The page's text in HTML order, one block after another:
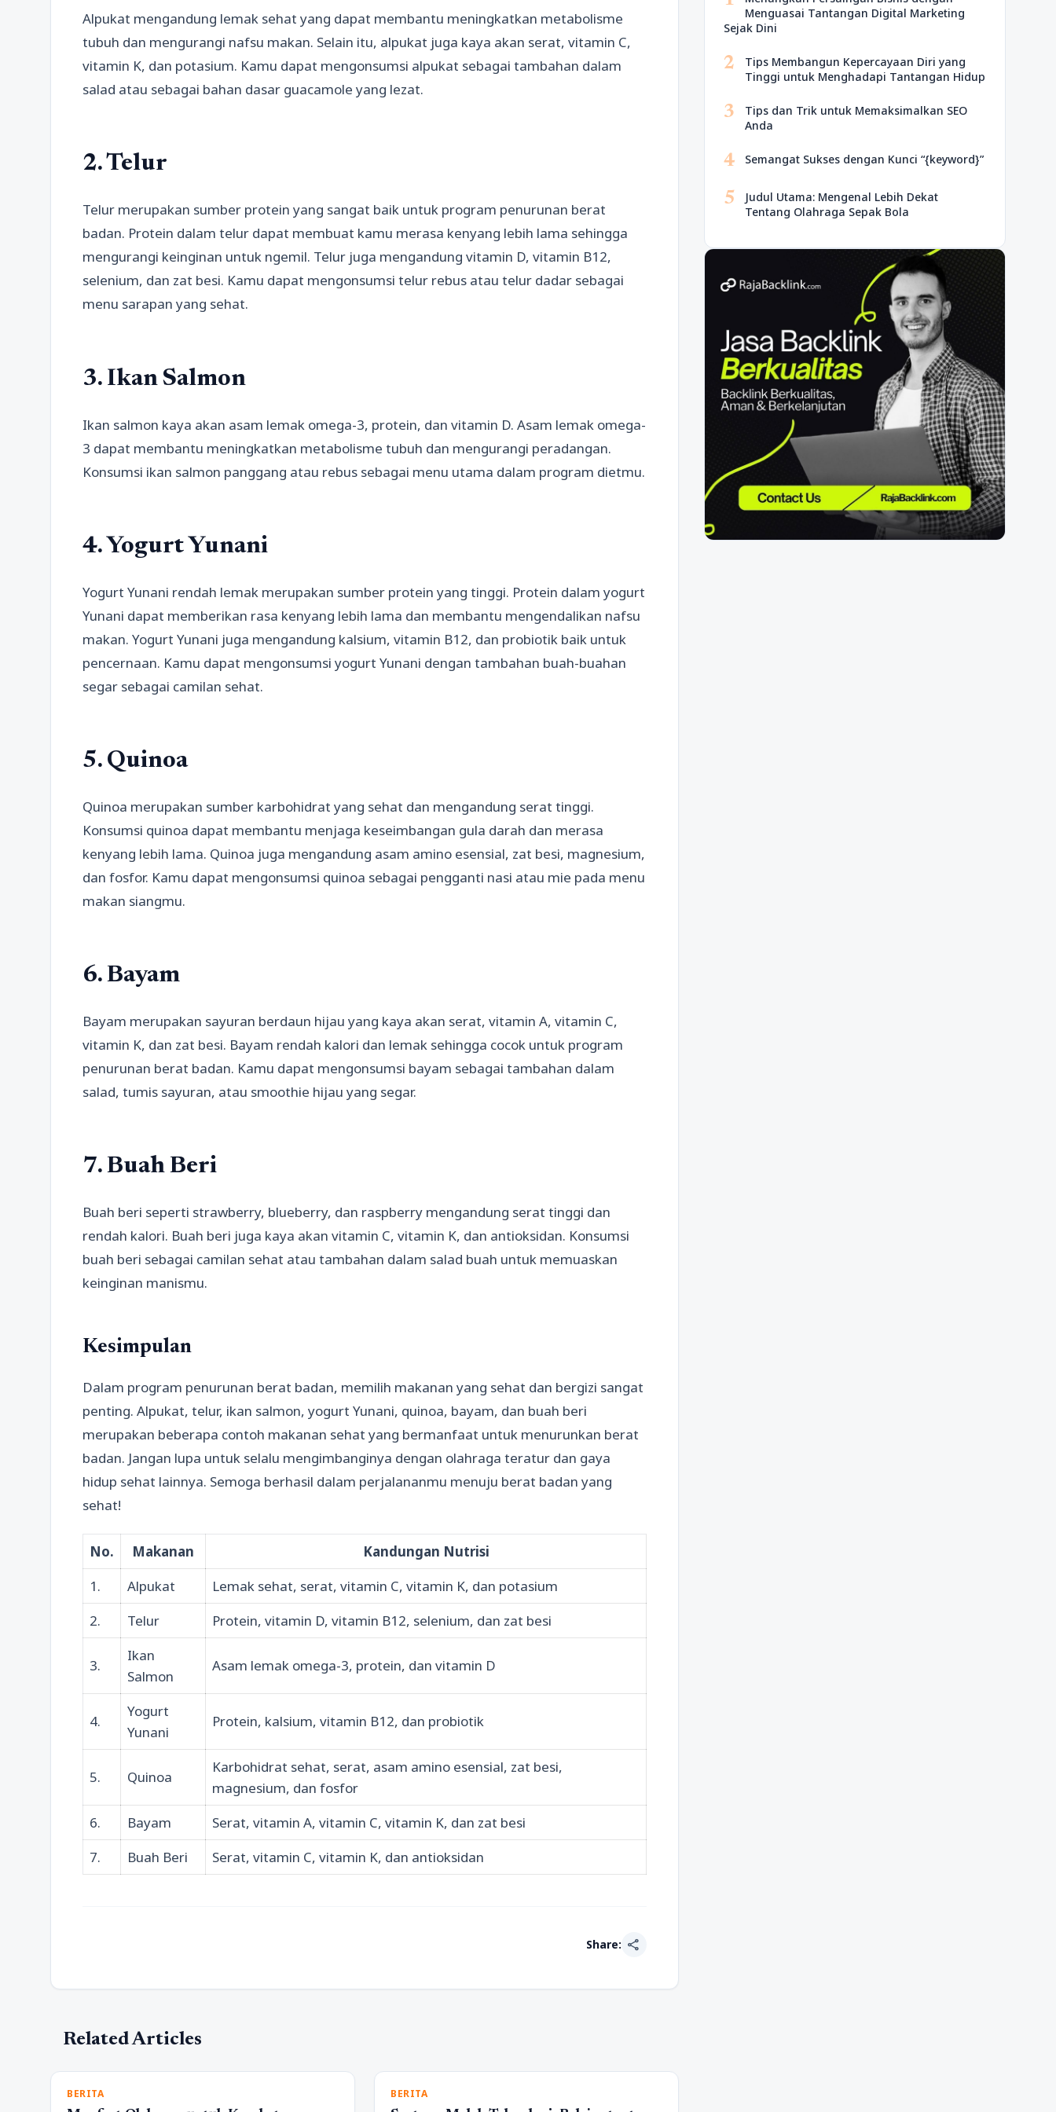
Alpukat mengandung lemak sehat yang dapat membantu meningkatkan metabolisme
tubuh dan mengurangi nafsu makan. Selain itu, alpukat juga kaya akan serat, vitamin C,
vitamin K, dan potasium. Kamu dapat mengonsumsi alpukat sebagai tambahan dalam
salad atau sebagai bahan dasar guacamole yang lezat.
2. Telur
Telur merupakan sumber protein yang sangat baik untuk program penurunan berat
badan. Protein dalam telur dapat membuat kamu merasa kenyang lebih lama sehingga
mengurangi keinginan untuk ngemil. Telur juga mengandung vitamin D, vitamin B12,
selenium, dan zat besi. Kamu dapat mengonsumsi telur rebus atau telur dadar sebagai
menu sarapan yang sehat.
3. Ikan Salmon
Ikan salmon kaya akan asam lemak omega-3, protein, dan vitamin D. Asam lemak omega-
3 dapat membantu meningkatkan metabolisme tubuh dan mengurangi peradangan.
Konsumsi ikan salmon panggang atau rebus sebagai menu utama dalam program dietmu.
4. Yogurt Yunani
Yogurt Yunani rendah lemak merupakan sumber protein yang tinggi. Protein dalam yogurt
Yunani dapat memberikan rasa kenyang lebih lama dan membantu mengendalikan nafsu
makan. Yogurt Yunani juga mengandung kalsium, vitamin B12, dan probiotik baik untuk
pencernaan. Kamu dapat mengonsumsi yogurt Yunani dengan tambahan buah-buahan
segar sebagai camilan sehat.
5. Quinoa
Quinoa merupakan sumber karbohidrat yang sehat dan mengandung serat tinggi.
Konsumsi quinoa dapat membantu menjaga keseimbangan gula darah dan merasa
kenyang lebih lama. Quinoa juga mengandung asam amino esensial, zat besi, magnesium,
dan fosfor. Kamu dapat mengonsumsi quinoa sebagai pengganti nasi atau mie pada menu
makan siangmu.
6. Bayam
Bayam merupakan sayuran berdaun hijau yang kaya akan serat, vitamin A, vitamin C,
vitamin K, dan zat besi. Bayam rendah kalori dan lemak sehingga cocok untuk program
penurunan berat badan. Kamu dapat mengonsumsi bayam sebagai tambahan dalam
salad, tumis sayuran, atau smoothie hijau yang segar.
7. Buah Beri
Buah beri seperti strawberry, blueberry, dan raspberry mengandung serat tinggi dan
rendah kalori. Buah beri juga kaya akan vitamin C, vitamin K, dan antioksidan. Konsumsi
buah beri sebagai camilan sehat atau tambahan dalam salad buah untuk memuaskan
keinginan manismu.
Kesimpulan
Dalam program penurunan berat badan, memilih makanan yang sehat dan bergizi sangat
penting. Alpukat, telur, ikan salmon, yogurt Yunani, quinoa, bayam, dan buah beri
merupakan beberapa contoh makanan sehat yang bermanfaat untuk menurunkan berat
badan. Jangan lupa untuk selalu mengimbanginya dengan olahraga teratur dan gaya
hidup sehat lainnya. Semoga berhasil dalam perjalananmu menuju berat badan yang
sehat!
No. Makanan
Kandungan Nutrisi
1.
Alpukat
Lemak sehat, serat, vitamin C, vitamin K, dan potasium
2.
Telur Protein, vitamin D, vitamin B12, selenium, dan zat besi
3.
Ikan
Salmon
Asam lemak omega-3, protein, dan vitamin D
4.
Yogurt
Yunani
Protein, kalsium, vitamin B12, dan probiotik
5. Quinoa
Karbohidrat sehat, serat, asam amino esensial, zat besi,
magnesium, dan fosfor
6.
Bayam
Serat, vitamin A, vitamin C, vitamin K, dan zat besi
7.
Buah Beri Serat, vitamin C, vitamin K, dan antioksidan
Share: share
Related Articles
BERITA BERITA
Menguasai Tantangan Digital Marketing
Sejak Dini
2
Tips Membangun Kepercayaan Diri yang
Tinggi untuk Menghadapi Tantangan Hidup
3
Tips dan Trik untuk Memaksimalkan SEO
Anda
4 Semangat Sukses dengan Kunci “{keyword}”
5
Judul Utama: Mengenal Lebih Dekat
Tentang Olahraga Sepak Bola